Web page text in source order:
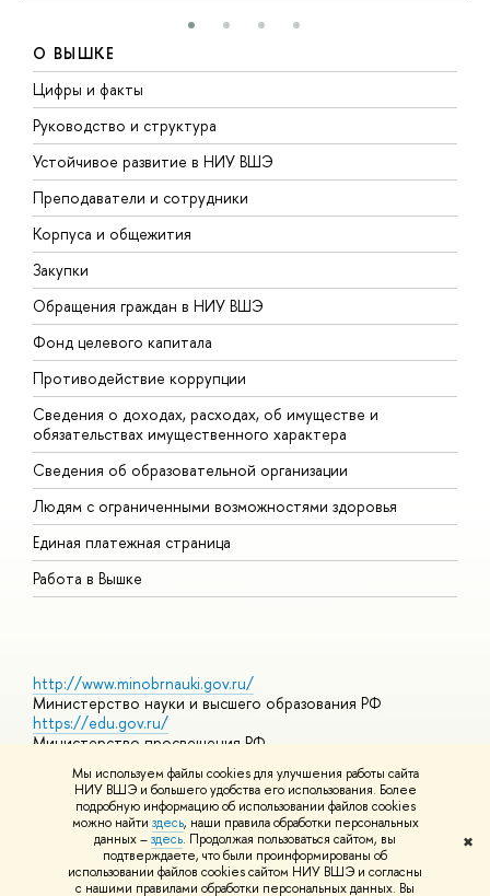
Мы используем файлы cookies для улучшения работы сайта
НИУ ВШЭ и большего удобства его использования. Более
подробную информацию об использовании файлов cookies
можно найти здесь, наши правила обработки персональных
данных –здесь. Продолжая пользоваться сайтом, вы
подтверждаете, что были проинформированы об
использовании файлов cookies сайтом НИУ ВШЭ и согласны
с нашими правилами обработки персональных данных. Вы
✖
О ВЫШКЕ
Цифры и факты
Руководство и структура
Устойчивое развитие в НИУ ВШЭ
Преподаватели и сотрудники
Корпуса и общежития
Закупки
Обращения граждан в НИУ ВШЭ
Фонд целевого капитала
Противодействие коррупции
Сведения о доходах, расходах, об имуществе и
обязательствах имущественного характера
Сведения об образовательной организации
Людям с ограниченными возможностями здоровья
Единая платежная страница
Работа в Вышке
http://www.minobrnauki.gov.ru/
Министерство науки и высшего образования РФ
https://edu.gov.ru/
Министерство просвещения РФ
https://elearning.hse.ru/mooc
Массовые открытые онлайн-курсы
© НИУ ВШЭ 1993–2026 Адреса и контактыУсловия
использования материалов Политика конфиденциальности